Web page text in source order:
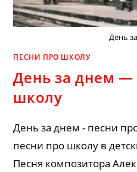
День
ПЕСНИ ПРО ШКОЛУ
День за днем —
школу
День за днем - песни
песни про школу в
Песня композитора